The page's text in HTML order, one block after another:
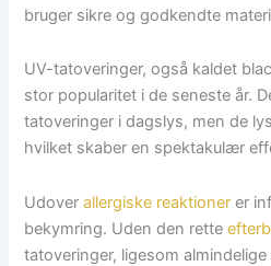
bruger sikre og godkendte
UV-tatoveringer, også kaldet
stor popularitet i de seneste år.
tatoveringer i dagslys, men de
hvilket skaber en spektakulær
Udoverallergiske reaktioner er
bekymring. Uden den rette
tatoveringer, ligesom almindelige